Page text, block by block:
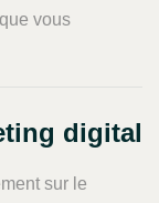
que vous
digital
sur le